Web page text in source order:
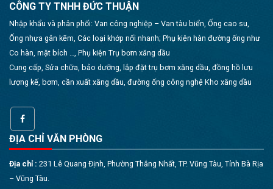
CÔNG TY TNHH ĐỨC THUẬN
Nhập khẩu và phân phối: Van công nghiệp – Van tàu biển, Ống cao su,
Ống nhựa gân kẽm, Các loại khớp nối nhanh; Phụ kiện hàn đường ống như
Co hàn, mặt bích …, Phụ kiện Trụ bơm xăng dầu
Cung cấp, Sửa chữa, bảo dưỡng, lắp đặt trụ bơm xăng dầu, đồng hồ lưu
lượng kế, bơm, cần xuất xăng dầu, đường ống công nghệ Kho xăng dầu
ĐỊA CHỈ VĂN PHÒNG
Địa chỉ : 231 Lê Quang Định, Phường Thắng Nhất, TP. Vũng Tàu, Tỉnh Bà Rịa
– Vũng Tàu.